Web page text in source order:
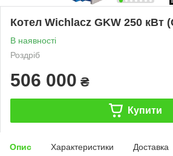
Котел Wichlacz GKW 250 кВт
В наявності
Роздріб
506 000 ₴
Купити
Опис Характеристики Доставка